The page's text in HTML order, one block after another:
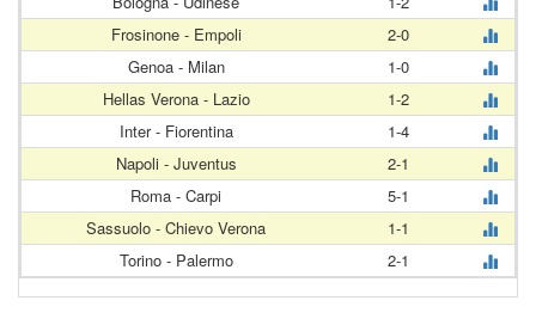
Frosinone - Empoli
2-0
Genoa - Milan
1-0
Hellas Verona - Lazio
1-2
Inter - Fiorentina
1-4
Napoli - Juventus
2-1
Roma - Carpi
5-1
Sassuolo - Chievo Verona
1-1
Torino - Palermo
2-1